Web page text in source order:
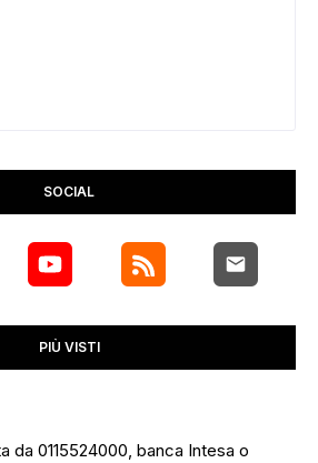
SOCIAL
PIÙ VISTI
da 0115524000, banca Intesa o